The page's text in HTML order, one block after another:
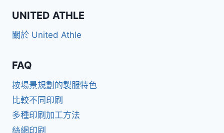
UNITED ATHLE
關於 United Athle
FAQ
按場景規劃的製服特色
比較不同印刷
多種印刷加工方法
絲網印刷